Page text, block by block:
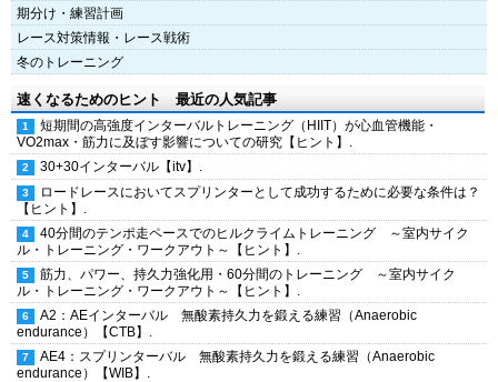
期分け・練習計画
レース対策情報・レース戦術
冬のトレーニング
速くなるためのヒント 最近の人気記事
短期間の高強度インターバルトレーニング（HIIT）が心血管機能・
VO2max・筋力に及ぼす影響についての研究【ヒント】.
30+30インターバル【itv】.
ロードレースにおいてスプリンターとして成功するために必要な条件は？
【ヒント】.
40分間のテンポ走ペースでのヒルクライムトレーニング ～室内サイク
ル・トレーニング・ワークアウト～【ヒント】.
筋力、パワー、持久力強化用・60分間のトレーニング ～室内サイク
ル・トレーニング・ワークアウト～【ヒント】.
A2：AEインターバル 無酸素持久力を鍛える練習（Anaerobic
endurance）【CTB】.
AE4：スプリンターバル 無酸素持久力を鍛える練習（Anaerobic
endurance）【WIB】.